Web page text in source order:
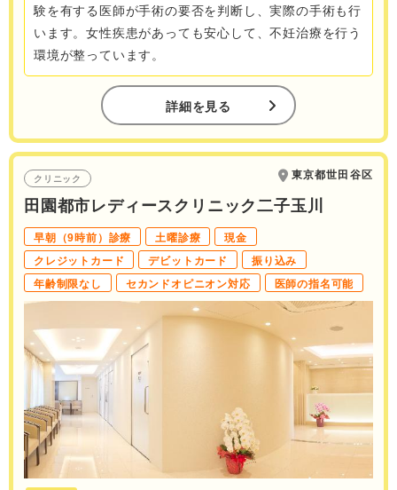
験を有する医師が手術の要否を判断し、実際の手術も行
います。女性疾患があっても安心して、不妊治療を行う
環境が整っています。
詳細を見る
クリニック 東京都世田谷区
田園都市レディースクリニック二子玉川
早朝（9時前）診療 土曜診療
現金
クレジットカード
デビットカード
振り込み
年齢制限なし
セカンドオピニオン対応 医師の指名可能